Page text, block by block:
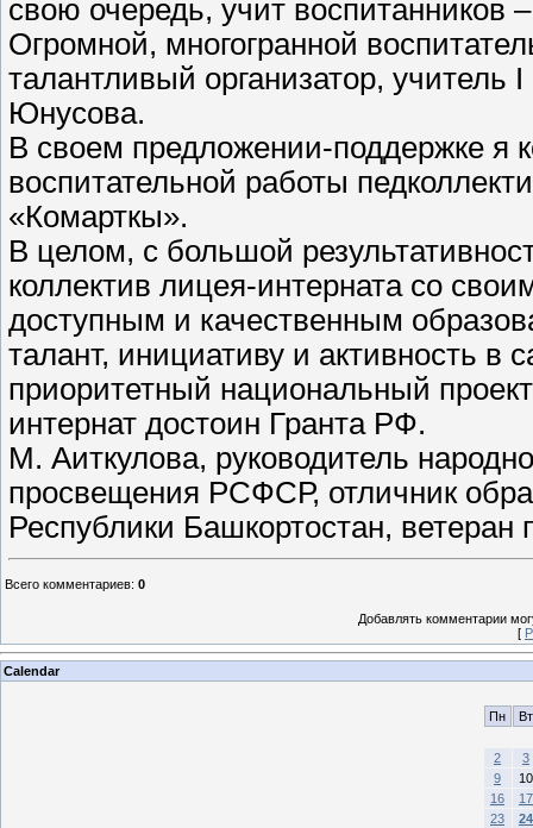
свою очередь, учит воспитанников
Огромной, многогранной
талантливый организатор, учитель
Юнусова.
В своем предложении-поддержке я
воспитательной работы
«Комарткы».
В целом, с большой
коллектив лицея-интерната со
доступным и качественным
талант, инициативу и активность в
приоритетный национальный
интернат достоин Гранта РФ.
М. Аиткулова, руководитель
просвещения РСФСР, отличник
Республики Башкортостан, ветеран
Всего комментариев: 0
Добавлять комментарии
[
Calendar
Пн Вт
2
3
9
10
16
17
23
24